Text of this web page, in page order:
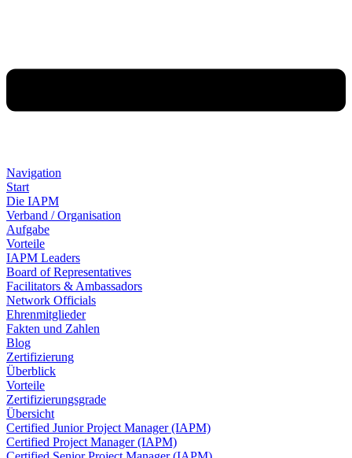
Navigation
Start
Die IAPM
Verband / Organisation
Aufgabe
Vorteile
IAPM Leaders
Board of Representatives
Facilitators & Ambassadors
Network Officials
Ehrenmitglieder
Fakten und Zahlen
Blog
Zertifizierung
Überblick
Vorteile
Zertifizierungsgrade
Übersicht
Certified Junior Project Manager (IAPM)
Certified Project Manager (IAPM)